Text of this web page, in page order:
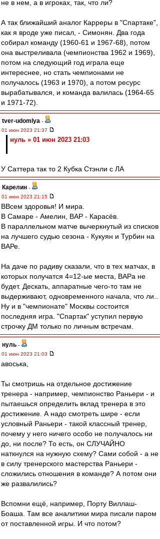
не в нем, а в игроках, так, что ли?
А так ближайший аналог Карреры в "Спартаке",
как я вроде уже писал, - Симонян. Два года
собирал команду (1960-61 и 1967-68), потом
она выстреливала (чемпионства 1962 и 1969),
потом на следующий год играла еще
интереснее, но стать чемпионами не
получалось (1963 и 1970), а потом ресурс
вырабатывался, и команда валилась (1964-65
и 1971-72).
tver-udomlya -
01 июн 2023 21:37
нуль » 01 июн 2023 21:03
У Саттера так то 2 Кубка Стэнли с ЛА
Карелин -
01 июн 2023 21:15
ВВсем здоровья! И мира.
В Самаре - Амелин, ВАР - Карасёв.
В параллельном матче вычеркнутый из списков
на лучшего судью сезона - Кукуян и Турбин на
ВАРе.
На даче по радиву сказали, что в тех матчах, в
которых получатся 4=12-ые места, ВАРа не
будет. Дескать, аппаратные чего-то там не
выдерживают, одновременного начала, что ли..
Ну и в "чемпионате" Москвы состоится
последняя игра. "Спартак" уступил первую
строчку ДМ только по личным встречам.
нуль -
01 июн 2023 21:03
авоська,
Ты смотришь на отдельное достижение
тренера - например, чемпионство Раньери - и
пытаешься определить вклад тренера в это
достижение. А надо смотреть шире - если
условный Раньери - такой классный тренер,
почему у него ничего особо не получалось ни
до, ни после? То есть, он СЛУЧАЙНО
наткнулся на нужную схему? Сами собой - а не
в силу тренерского мастерства Раньери -
сложились отношения в команде? А потом они
же развалились?
Вспомни ещё, например, Порту Виллаш-
Боаша. Там все аналитики мира писали паром
от поставленной игры. И что потом?